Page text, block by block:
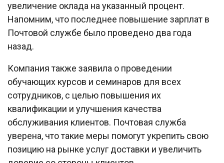
увеличение оклада на указанный процент.
Напомним, что последнее повышение зарплат в
Почтовой службе было проведено два года
назад.
Компания также заявила о проведении
обучающих курсов и семинаров для всех
сотрудников, с целью повышения их
квалификации и улучшения качества
обслуживания клиентов. Почтовая служба
уверена, что такие меры помогут укрепить свою
позицию на рынке услуг доставки и увеличить